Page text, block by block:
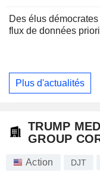
Des élus
flux de données
Plus d'actualités
TRUMP
GROUP
Action DJT